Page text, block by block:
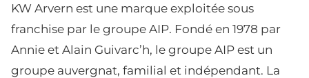
KW Arvern est une marque exploitée sous
franchise par le groupe AIP. Fondé en 1978 par
Annie et Alain Guivarc’h, le groupe AIP est un
groupe auvergnat, familial et indépendant. La